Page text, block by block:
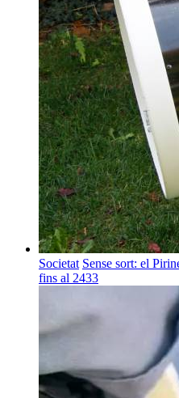
Societat Sense sort: el
fins al 2433